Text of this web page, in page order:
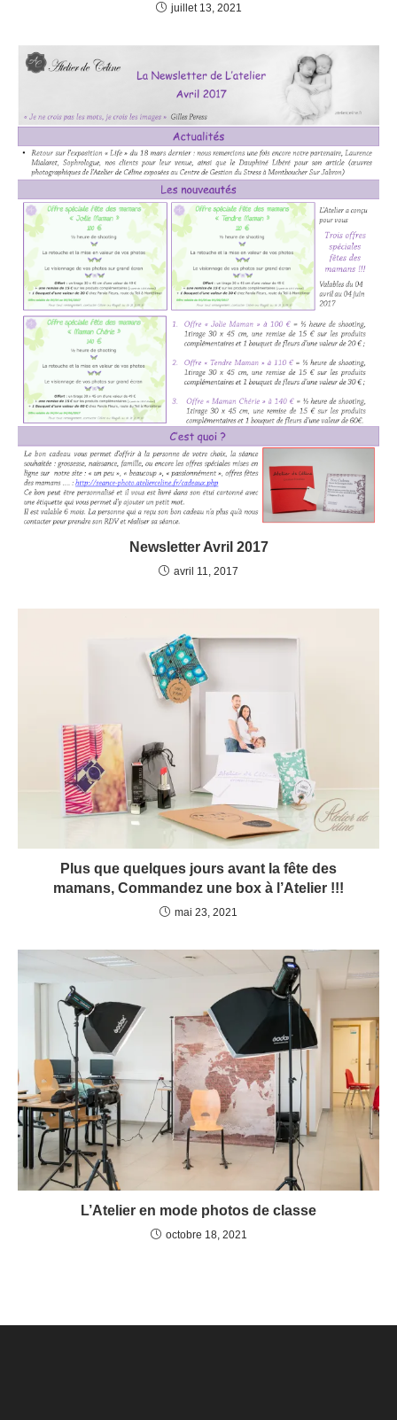
juillet 13, 2021
Newsletter Avril 2017
avril 11, 2017
Plus que quelques jours avant la fête des
mamans, Commandez une box à l’Atelier !!!
mai 23, 2021
L’Atelier en mode photos de classe
octobre 18, 2021